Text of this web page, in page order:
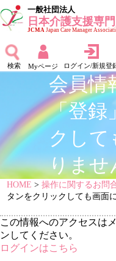
一般社団法人
日本介護支援専
JCMAJapan Care Manager
検索 Myページ ログイン/新規登
会員情
「登録
クして
りませ
HOME >操作に関するお問
タンをクリックしても画面
この情報へのアクセスは
ンしてください。
ログインはこちら